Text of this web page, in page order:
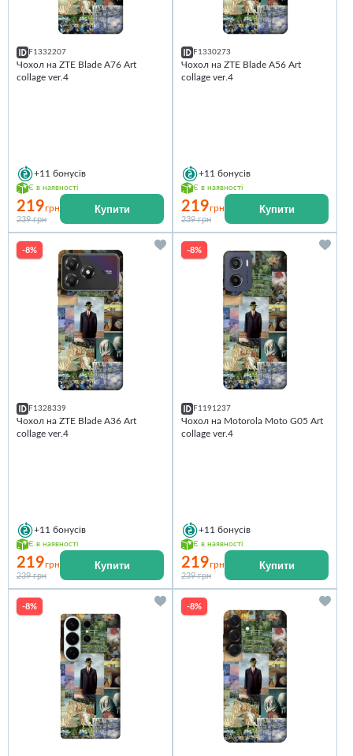
F1332207
Чохол на ZTE Blade A76 Art
collage ver.4
+11 бонусів
Є в наявності
219грн
239 грн
Купити
F1330273
Чохол на ZTE Blade A56 Art
collage ver.4
+11 бонусів
Є в наявності
219грн
239 грн
Купити
-8%
F1328339
Чохол на ZTE Blade A36 Art
collage ver.4
+11 бонусів
Є в наявності
219грн
239 грн
Купити
-8%
F1191237
Чохол на Motorola Moto G05 Art
collage ver.4
+11 бонусів
Є в наявності
219грн
239 грн
Купити
-8% -8%